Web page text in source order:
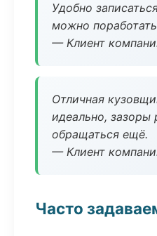
Удобно
можно
— Клиент
Отличная
идеально, зазоры
обращаться ещё.
— Клиент
Часто